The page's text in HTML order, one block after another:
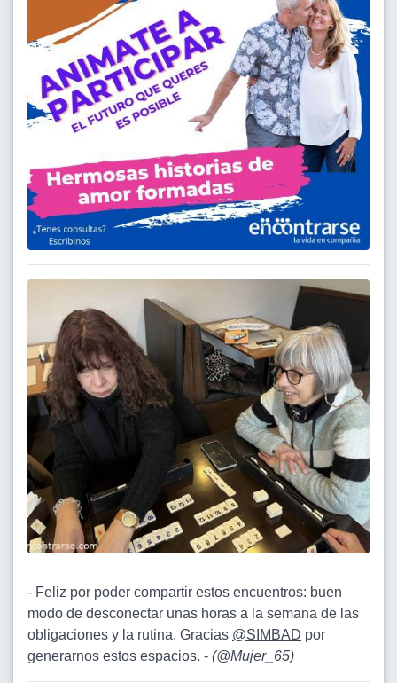
- Feliz por poder compartir estos encuentros: buen
modo de desconectar unas horas a la semana de las
obligaciones y la rutina. Gracias @SIMBAD por
generarnos estos espacios. - (@Mujer_65)